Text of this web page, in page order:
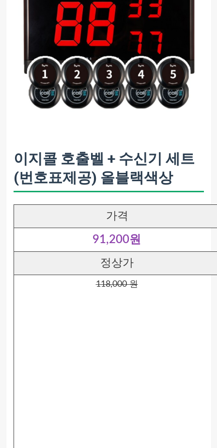
이지콜 호출벨 + 수신기 세트
(번호표제공) 올블랙색상
가격
91,200원
정상가
118,000 원